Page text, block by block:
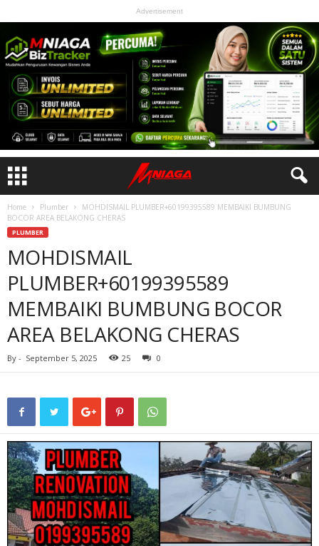
Advertisement
Home Plumber
MOHDISMAIL PLUMBER+60199395589 MEMBAIKI BUMBUNG
BOCOR AREA BELAKONG CHERAS
PLUMBER
MOHDISMAIL
PLUMBER+60199395589
MEMBAIKI BUMBUNG BOCOR
AREA BELAKONG CHERAS
By - September 5, 2025 25 0